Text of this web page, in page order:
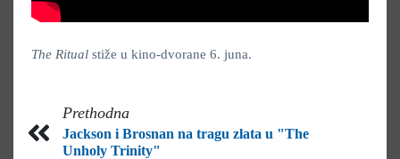
The Ritual stiže u kino-dvorane 6. juna.
Prethodna
Jackson i Brosnan na tragu zlata u "The
Unholy Trinity"